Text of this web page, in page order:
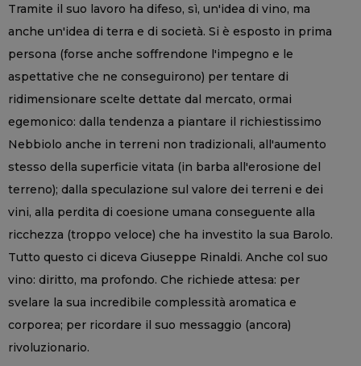
Tramite il suo lavoro ha difeso, sì, un'idea di vino, ma
anche un'idea di terra e di società. Si è esposto in prima
persona (forse anche soffrendone l'impegno e le
aspettative che ne conseguirono) per tentare di
ridimensionare scelte dettate dal mercato, ormai
egemonico: dalla tendenza a piantare il richiestissimo
Nebbiolo anche in terreni non tradizionali, all'aumento
stesso della superficie vitata (in barba all'erosione del
terreno); dalla speculazione sul valore dei terreni e dei
vini, alla perdita di coesione umana conseguente alla
ricchezza (troppo veloce) che ha investito la sua Barolo.
Tutto questo ci diceva Giuseppe Rinaldi. Anche col suo
vino: diritto, ma profondo. Che richiede attesa: per
svelare la sua incredibile complessità aromatica e
corporea; per ricordare il suo messaggio (ancora)
rivoluzionario.